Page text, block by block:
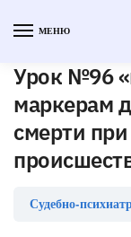
МЕНЮ
Урок №96
маркерам
смерти